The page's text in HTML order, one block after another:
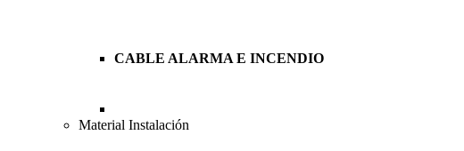
CABLE ALARMA E INCENDIO
Material Instalación